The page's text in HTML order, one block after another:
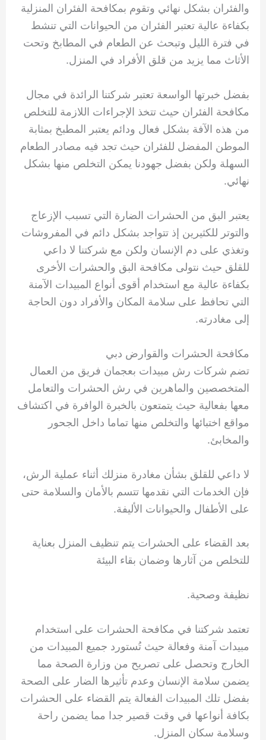
والفئران بشكل نهائي وتقوم بمكافحة الفئران المنزلية
بكفاءة عالية تعتبر الفئران من الحيوانات التي تنشط
في فترة الليل وتبحث عن الطعام في المطابخ وتحت
الأثاث مما يزيد من قلق الأفراد في المنزل.
بفضل خبرتها الواسعة تعتبر شركتنا الرائدة في مجال
مكافحة الفئران حيث تتخذ الإجراءات اللازمة للتخلص
من هذه الآفة بشكل فعال ودائم يعتبر المطبخ بمثابة
الموطن المفضل للفئران حيث تجد فيه مصادر الطعام
السهلة ولكن بفضل جهودنا يمكن التخلص منها بشكل
نهائي.
يعتبر البق من الحشرات الضارة التي تسبب الإزعاج
والتوتر للكثيرين إذ تتواجد بشكل دائم في المفروشات
وتغذي على دم الإنسان ولكن مع شركتنا لا داعي
للقلق حيث نتولى مكافحة البق والحشرات الأخرى
بكفاءة عالية مع استخدام أقوى أنواع المبيدات الآمنة
التي تحافظ على سلامة المكان والأفراد دون الحاجة
إلى مغادرته.
مكافحة الحشرات والقوارض دبي
تضم شركات رش مبيدات بعجمان فريق من العمال
المتخصصين والماهرين في رش الحشرات والتعامل
معها بفعالية حيث يتمتعون بالخبرة الوافرة في اكتشاف
مواقع اختبائها والتخلص منها تماما داخل الجحور
والمخابئ.
لا داعي للقلق بشأن مغادرة منزلك أثناء عملية الرش،
فإن الخدمات التي نقدمها تتسم بالأمان والسلامة حتى
على الأطفال والحيوانات الأليفة.
بعد القضاء على الحشرات يتم تنظيف المنزل بعناية
للتخلص من آثارها وضمان بقاء البيئة
نظيفة وصحية.
تعتمد شركتنا في مكافحة الحشرات على استخدام
مبيدات آمنة وفعالة حيث تُستورد جميع المبيدات من
الخارج وتحصل على تصريح من وزارة الصحة مما
يضمن سلامة الإنسان وعدم تأثيرها الضار على الصحة
بفضل تلك المبيدات الفعالة يتم القضاء على الحشرات
بكافة أنواعها في وقت قصير جدا مما يضمن راحة
وسلامة سكان المنزل.